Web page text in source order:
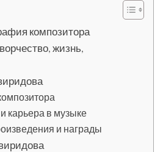
композитора
жизнь,
карьера в музыке
и награды